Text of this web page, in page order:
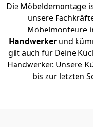
Die Möbeldemontage
unsere
Möbelmonteure
Handwerker und
gilt auch für Deine
Handwerker. Unsere
bis zur letzten